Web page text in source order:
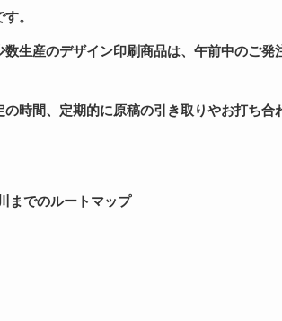
。
数生産のデザイン印刷商品は、午前中のご発
時間、定期的に原稿の引き取りやお打ち合
までのルートマップ